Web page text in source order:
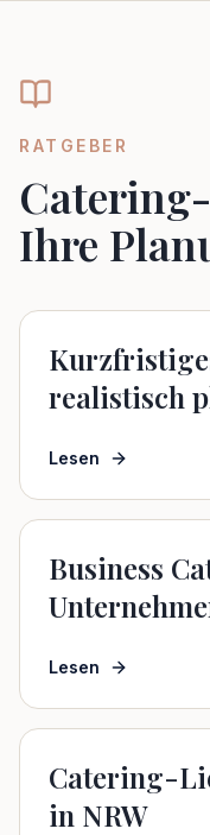
RATGEBER
Ihre
realistisch
Lesen
Business
Lesen
Catering-
in NRW